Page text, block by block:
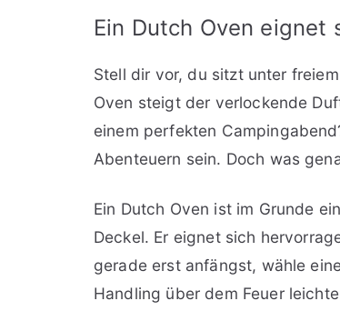
Ein Dutch Oven
Stell dir vor, du sitzt unter
Oven steigt der verlockende
einem perfekten
Abenteuern sein. Doch was
Ein Dutch Oven ist im Grunde
Deckel. Er eignet sich
gerade erst anfängst, wähle
Handling über dem Feuer